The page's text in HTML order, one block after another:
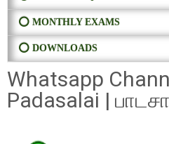
⭕ MONTHLY EXAMS
⭕ DOWNLOADS
Whatsapp
Padasalai |